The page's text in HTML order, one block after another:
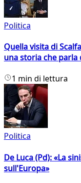
Politica
Quella visita di
una storia che parla
1 min di lettura
Politica
De Luca (Pd): «La
sull'Europa»